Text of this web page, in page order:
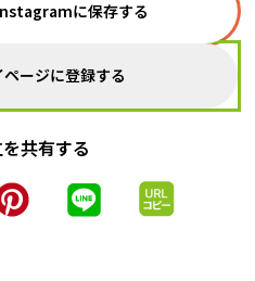
に保存する
ージに登録する
共有する